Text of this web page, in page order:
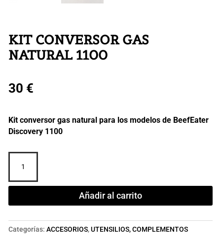
KIT CONVERSOR GAS
NATURAL 1100
30 €
Kit conversor gas natural para los modelos de BeefEater
Discovery 1100
CONVERSOR
GAS
Añadir al carrito
Categorías: ACCESORIOS,UTENSILIOS, COMPLEMENTOS